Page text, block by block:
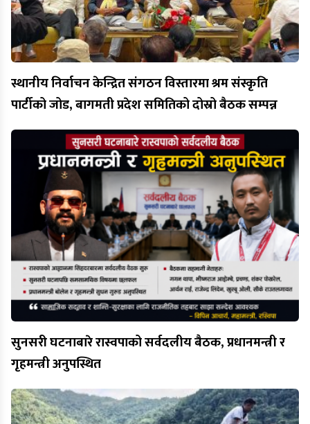
स्थानीय निर्वाचन केन्द्रित संगठन विस्तारमा श्रम संस्कृति
पार्टीको जोड, बागमती प्रदेश समितिको दोस्रो बैठक सम्पन्न
सुनसरी घटनाबारे रास्वपाको सर्वदलीय बैठक, प्रधानमन्त्री र
गृहमन्त्री अनुपस्थित